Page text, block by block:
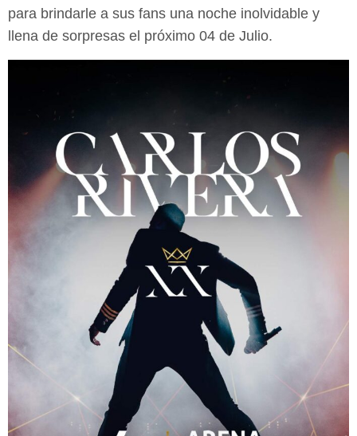
para brindarle a sus fans una noche inolvidable y
llena de sorpresas el próximo 04 de Julio.